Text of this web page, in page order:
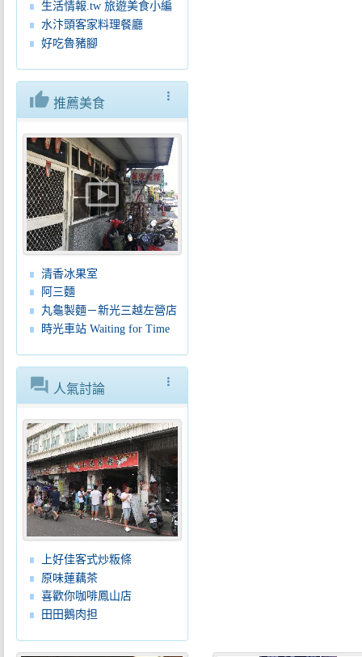
生活情報.tw 旅遊美食小編
水汴頭客家料理餐廳
好吃魯豬腳
more_vert
thumb_up 推薦美食
live_tv
清香冰果室
阿三麵
丸龜製麵－新光三越左營店
時光車站 Waiting for Time
more_vert
forum 人氣討論
上好佳客式炒粄條
原味蓮藕茶
喜歡你咖啡鳳山店
田田鵝肉担